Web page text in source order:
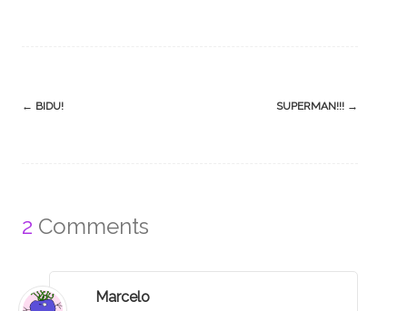
Post
← BIDU! SUPERMAN!!! →
2 Comments
Marcelo